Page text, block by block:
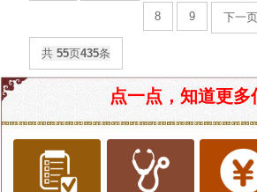
8 9 下一页
共55页435条
点一点，知道更多